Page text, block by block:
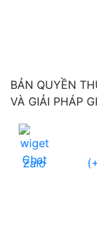
BẢN QUYỀN
VÀ GIẢI PHÁP
Zalo